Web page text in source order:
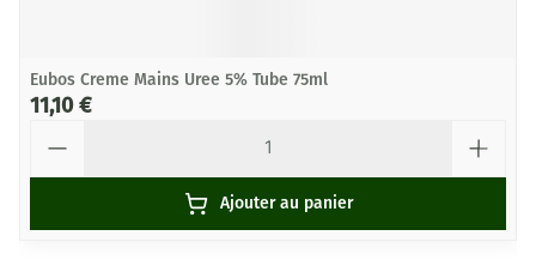
Eubos Creme Mains Uree 5% Tube 75ml
11,10 €
Ajouter au panier